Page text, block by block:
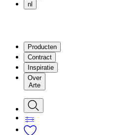
nl
Producten
Contract
Inspiratie
Over
Arte